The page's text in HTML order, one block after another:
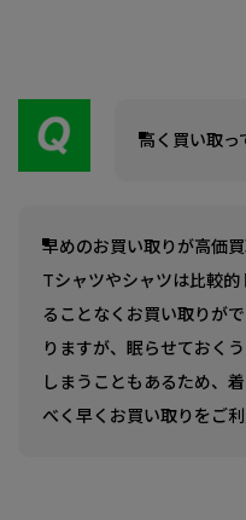
高く買い取っ
早めのお買い取りが高価
Tシャツやシャツは比較
ることなくお買い取りが
りますが、眠らせておく
しまうこともあるため、
べく早くお買い取りをご利